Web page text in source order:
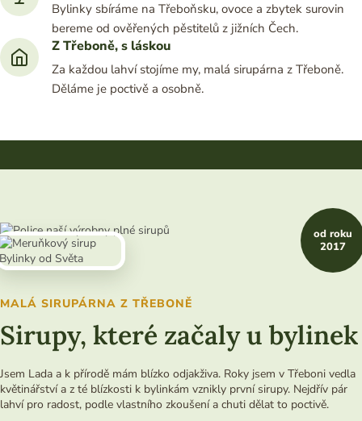
Bylinky sbíráme na Třeboňsku, ovoce a zbytek surovin
bereme od ověřených pěstitelů z jižních Čech.
Z Třeboně, s láskou
Za každou lahví stojíme my, malá sirupárna z Třeboně.
Děláme je poctivě a osobně.
MALÁ SIRUPÁRNA Z TŘEBONĚ
Sirupy, které začaly u bylinek
Jsem Lada a k přírodě mám blízko odjakživa. Roky jsem v Třeboni vedla
květinářství a z té blízkosti k bylinkám vznikly první sirupy. Nejdřív pár
lahví pro radost, podle vlastního zkoušení a chuti dělat to poctivě.
od roku
2017